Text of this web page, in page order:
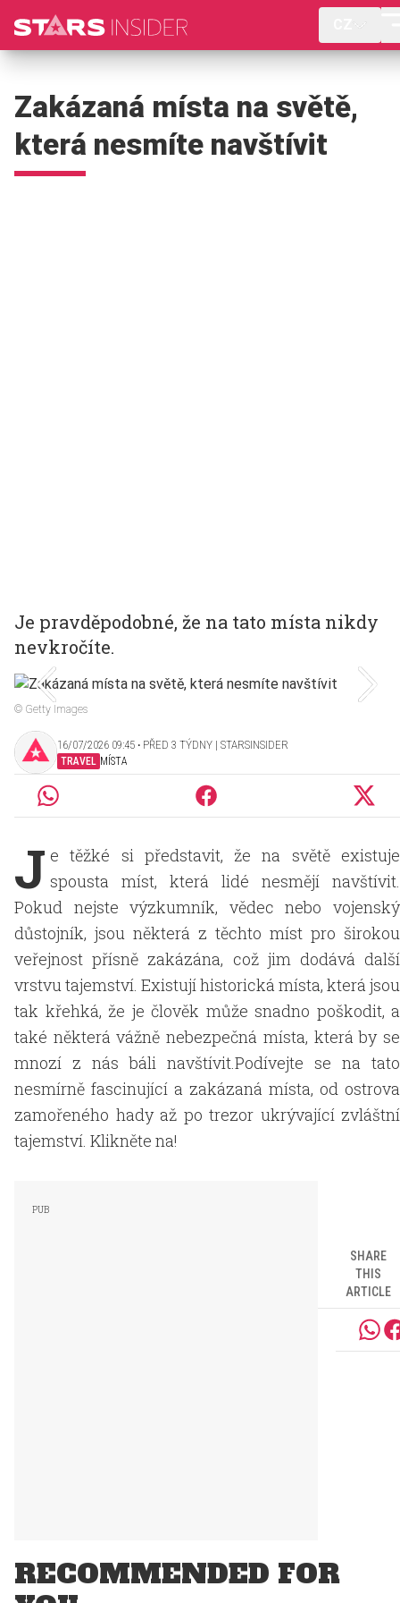
Zakázaná místa na světě,
která nesmíte navštívit
Je pravděpodobné, že na tato místa nikdy
nevkročíte.
© Getty Images
16/07/2026 09:45 ‧ PŘED 3 TÝDNY | STARSINSIDER
TRAVEL MÍSTA
J e těžké si představit, že na světě existuje
spousta míst, která lidé nesmějí navštívit.
Pokud nejste výzkumník, vědec nebo vojenský
důstojník, jsou některá z těchto míst pro širokou
veřejnost přísně zakázána, což jim dodává další
vrstvu tajemství. Existují historická místa, která jsou
tak křehká, že je člověk může snadno poškodit, a
také některá vážně nebezpečná místa, která by se
mnozí z nás báli navštívit.Podívejte se na tato
nesmírně fascinující a zakázaná místa, od ostrova
zamořeného hady až po trezor ukrývající zvláštní
tajemství. Klikněte na!
SHARE
THIS
ARTICLE
RECOMMENDED FOR